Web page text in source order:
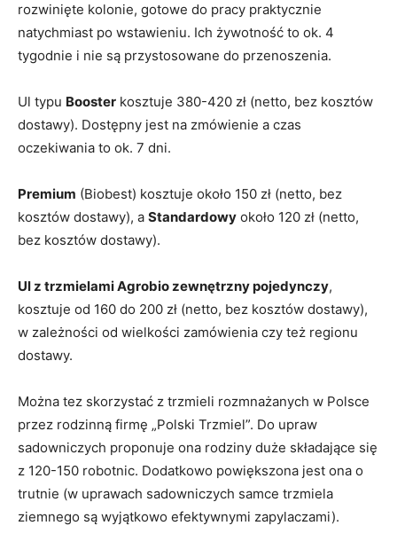
rozwinięte kolonie, gotowe do pracy praktycznie
natychmiast po wstawieniu. Ich żywotność to ok. 4
tygodnie i nie są przystosowane do przenoszenia.
Ul typu Booster kosztuje 380-420 zł (netto, bez kosztów
dostawy). Dostępny jest na zmówienie a czas
oczekiwania to ok. 7 dni.
Premium (Biobest) kosztuje około 150 zł (netto, bez
kosztów dostawy), a Standardowy około 120 zł (netto,
bez kosztów dostawy).
Ul z trzmielami Agrobio zewnętrzny pojedynczy,
kosztuje od 160 do 200 zł (netto, bez kosztów dostawy),
w zależności od wielkości zamówienia czy też regionu
dostawy.
Można tez skorzystać z trzmieli rozmnażanych w Polsce
przez rodzinną firmę „Polski Trzmiel”. Do upraw
sadowniczych proponuje ona rodziny duże składające się
z 120-150 robotnic. Dodatkowo powiększona jest ona o
trutnie (w uprawach sadowniczych samce trzmiela
ziemnego są wyjątkowo efektywnymi zapylaczami).